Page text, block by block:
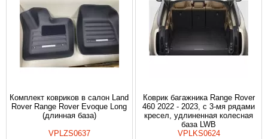
Комплект ковриков в салон Land
Rover Range Rover Evoque Long
(длинная база)
VPLZS0637
Коврик багажника Range Rover
460 2022 - 2023, с 3-мя рядами
кресел, удлиненная колесная
база LWB
VPLKS0624